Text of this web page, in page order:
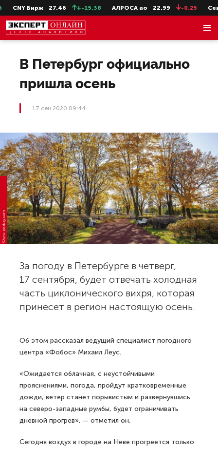
CNY Бирж 27.46 +-15.38 АЛРОСА ао 22.99 -0.25
В Петербург официально
пришла осень
17 сен 2020 09:44
Фото: pixabay.com
За погоду в Петербурге в четверг,
17 сентября, будет отвечать холодная
часть циклонического вихря, которая
принесет в регион настоящую осень.
Об этом рассказал ведущий специалист погодного
центра «Фобос» Михаил Леус.
«Ожидается облачная, с неустойчивыми
прояснениями, погода, пройдут кратковременные
дожди, ветер станет порывистым и развернувшись
на северо-западные румбы, будет ограничивать
дневной прогрев», — отметил он.
Сегодня воздух в городе на Неве прогреется только